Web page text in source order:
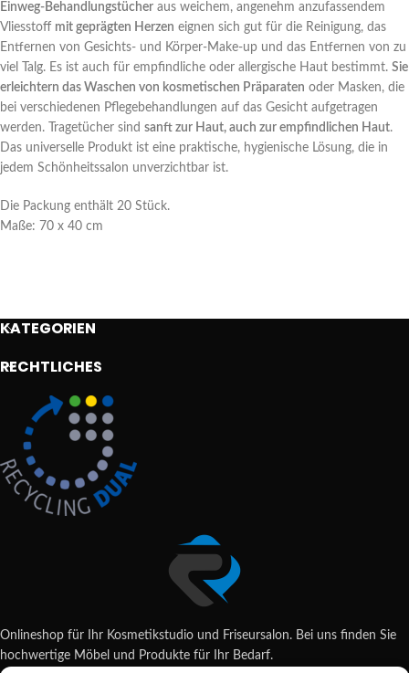
Einweg-Behandlungstücher aus weichem, angenehm anzufassendem
Vliesstoff mit geprägten Herzen eignen sich gut für die Reinigung, das
Entfernen von Gesichts- und Körper-Make-up und das Entfernen von zu
viel Talg. Es ist auch für empfindliche oder allergische Haut bestimmt. Sie
erleichtern das Waschen von kosmetischen Präparaten oder Masken, die
bei verschiedenen Pflegebehandlungen auf das Gesicht aufgetragen
werden. Tragetücher sind sanft zur Haut, auch zur empfindlichen Haut.
Das universelle Produkt ist eine praktische, hygienische Lösung, die in
jedem Schönheitssalon unverzichtbar ist.
Die Packung enthält 20 Stück.
Maße: 70 x 40 cm
KATEGORIEN
RECHTLICHES
Onlineshop für Ihr Kosmetikstudio und Friseursalon. Bei uns finden Sie
hochwertige Möbel und Produkte für Ihr Bedarf.